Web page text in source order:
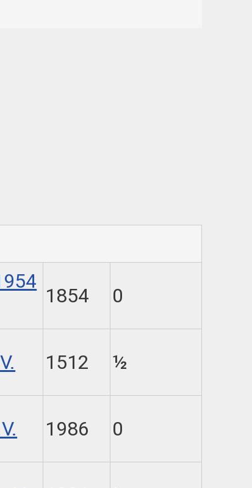
1854 0
1512 ½
1986 0